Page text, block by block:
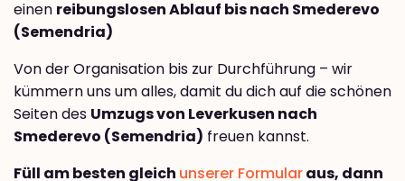
einen reibungslosen Ablauf bis nach Smederevo
(Semendria)
Von der Organisation bis zur Durchführung – wir
kümmern uns um alles, damit du dich auf die schönen
Seiten des Umzugs von Leverkusen nach
Smederevo (Semendria) freuen kannst.
Füll am besten gleich unserer Formularaus, dann